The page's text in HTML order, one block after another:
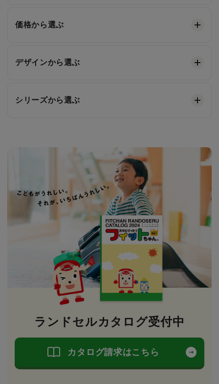
価格から選ぶ
デザインから選ぶ
シリーズから選ぶ
ランドセルカタログ受付中
カタログ請求はこちら